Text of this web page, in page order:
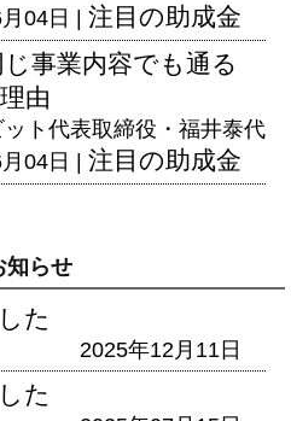
04日 | 注目の助成金
事業内容でも通る
由
ト代表取締役・福井泰代
04日 | 注目の助成金
知らせ
た
2025年12月11日
た